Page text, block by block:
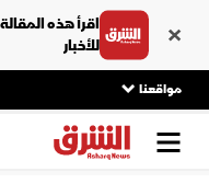
اقرأ هذه
للأخبار
مواقعنا